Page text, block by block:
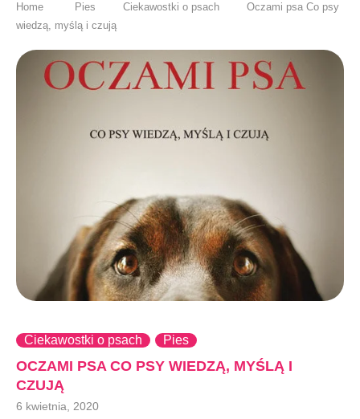
Home Pies Ciekawostki o psach
Oczami psa Co psy
wiedzą, myślą i czują
Ciekawostki o psach Pies
OCZAMI PSA CO PSY WIEDZĄ, MYŚLĄ I
CZUJĄ
6 kwietnia, 2020